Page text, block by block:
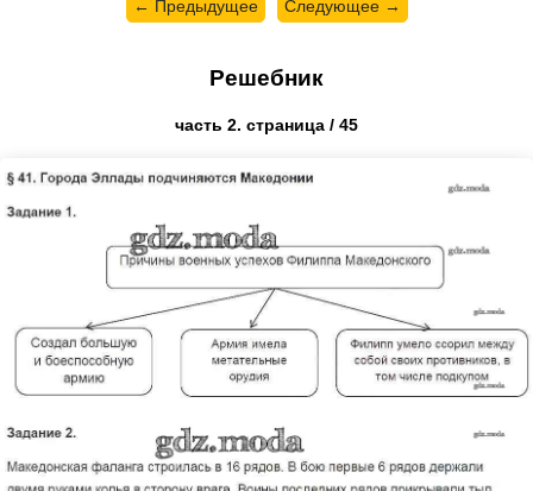
← Предыдущее Следующее →
Решебник
часть 2. страница / 45